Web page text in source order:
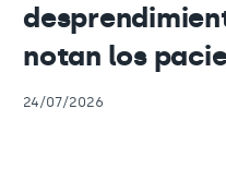
notan los
24/07/2026